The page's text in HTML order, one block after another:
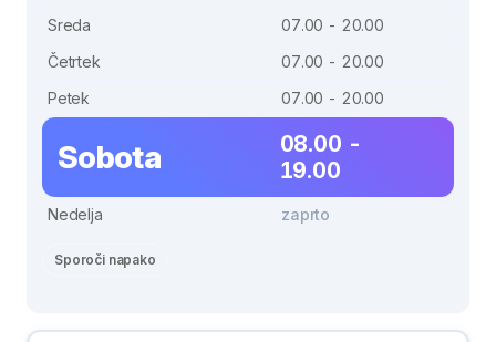
Sreda
07.00 - 20.00
Četrtek
07.00 - 20.00
Petek
07.00 - 20.00
Sobota
08.00 -
19.00
Nedelja zaprto
Sporoči napako